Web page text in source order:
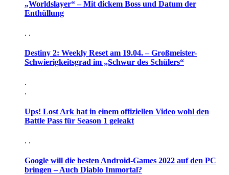
„Worldslayer“ – Mit dickem Boss und Datum der
Enthüllung
. .
Destiny 2: Weekly Reset am 19.04. – Großmeister-
Schwierigkeitsgrad im „Schwur des Schülers“
.
.
Ups! Lost Ark hat in einem offiziellen Video wohl den
Battle Pass für Season 1 geleakt
. .
Google will die besten Android-Games 2022 auf den PC
bringen – Auch Diablo Immortal?